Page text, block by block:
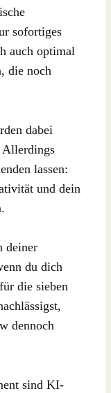
sofortiges
auch optimal
die noch
dabei
Allerdings
lassen:
und dein
deiner
du dich
die sieben
dennoch
sind KI-